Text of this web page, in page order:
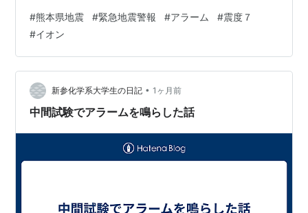
地は熊本県宇城市など最大震度７、大分市震度４。 報道
だと、ご縁がある企業の商業施設で大変な事に。 少しで
も早く、皆さんが救出されますよう心から祈ります。
#熊本県地震 #緊急地震警報 #アラーム #震度７
#イオン
新参化学系大学生の日記 • 1ヶ月前
中間試験でアラームを鳴らした話